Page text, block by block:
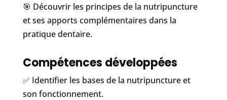
🎯 Découvrir les principes de la nutripuncture
et ses apports complémentaires dans la
pratique dentaire.
Compétences développées
✅ Identifier les bases de la nutripuncture et
son fonctionnement.